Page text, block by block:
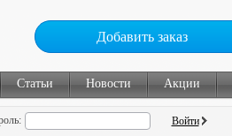
Добавить заказ
Статьи Новости Акции